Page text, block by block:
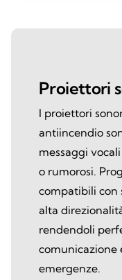
Proiettori
I proiettori
antiincendio
messaggi
o rumorosi.
compatibili con
alta
rendendoli
comunicazione
emergenze.